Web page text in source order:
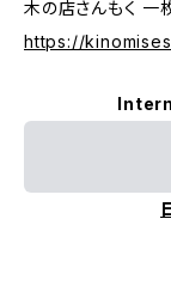
木の店さんもく 一
https://